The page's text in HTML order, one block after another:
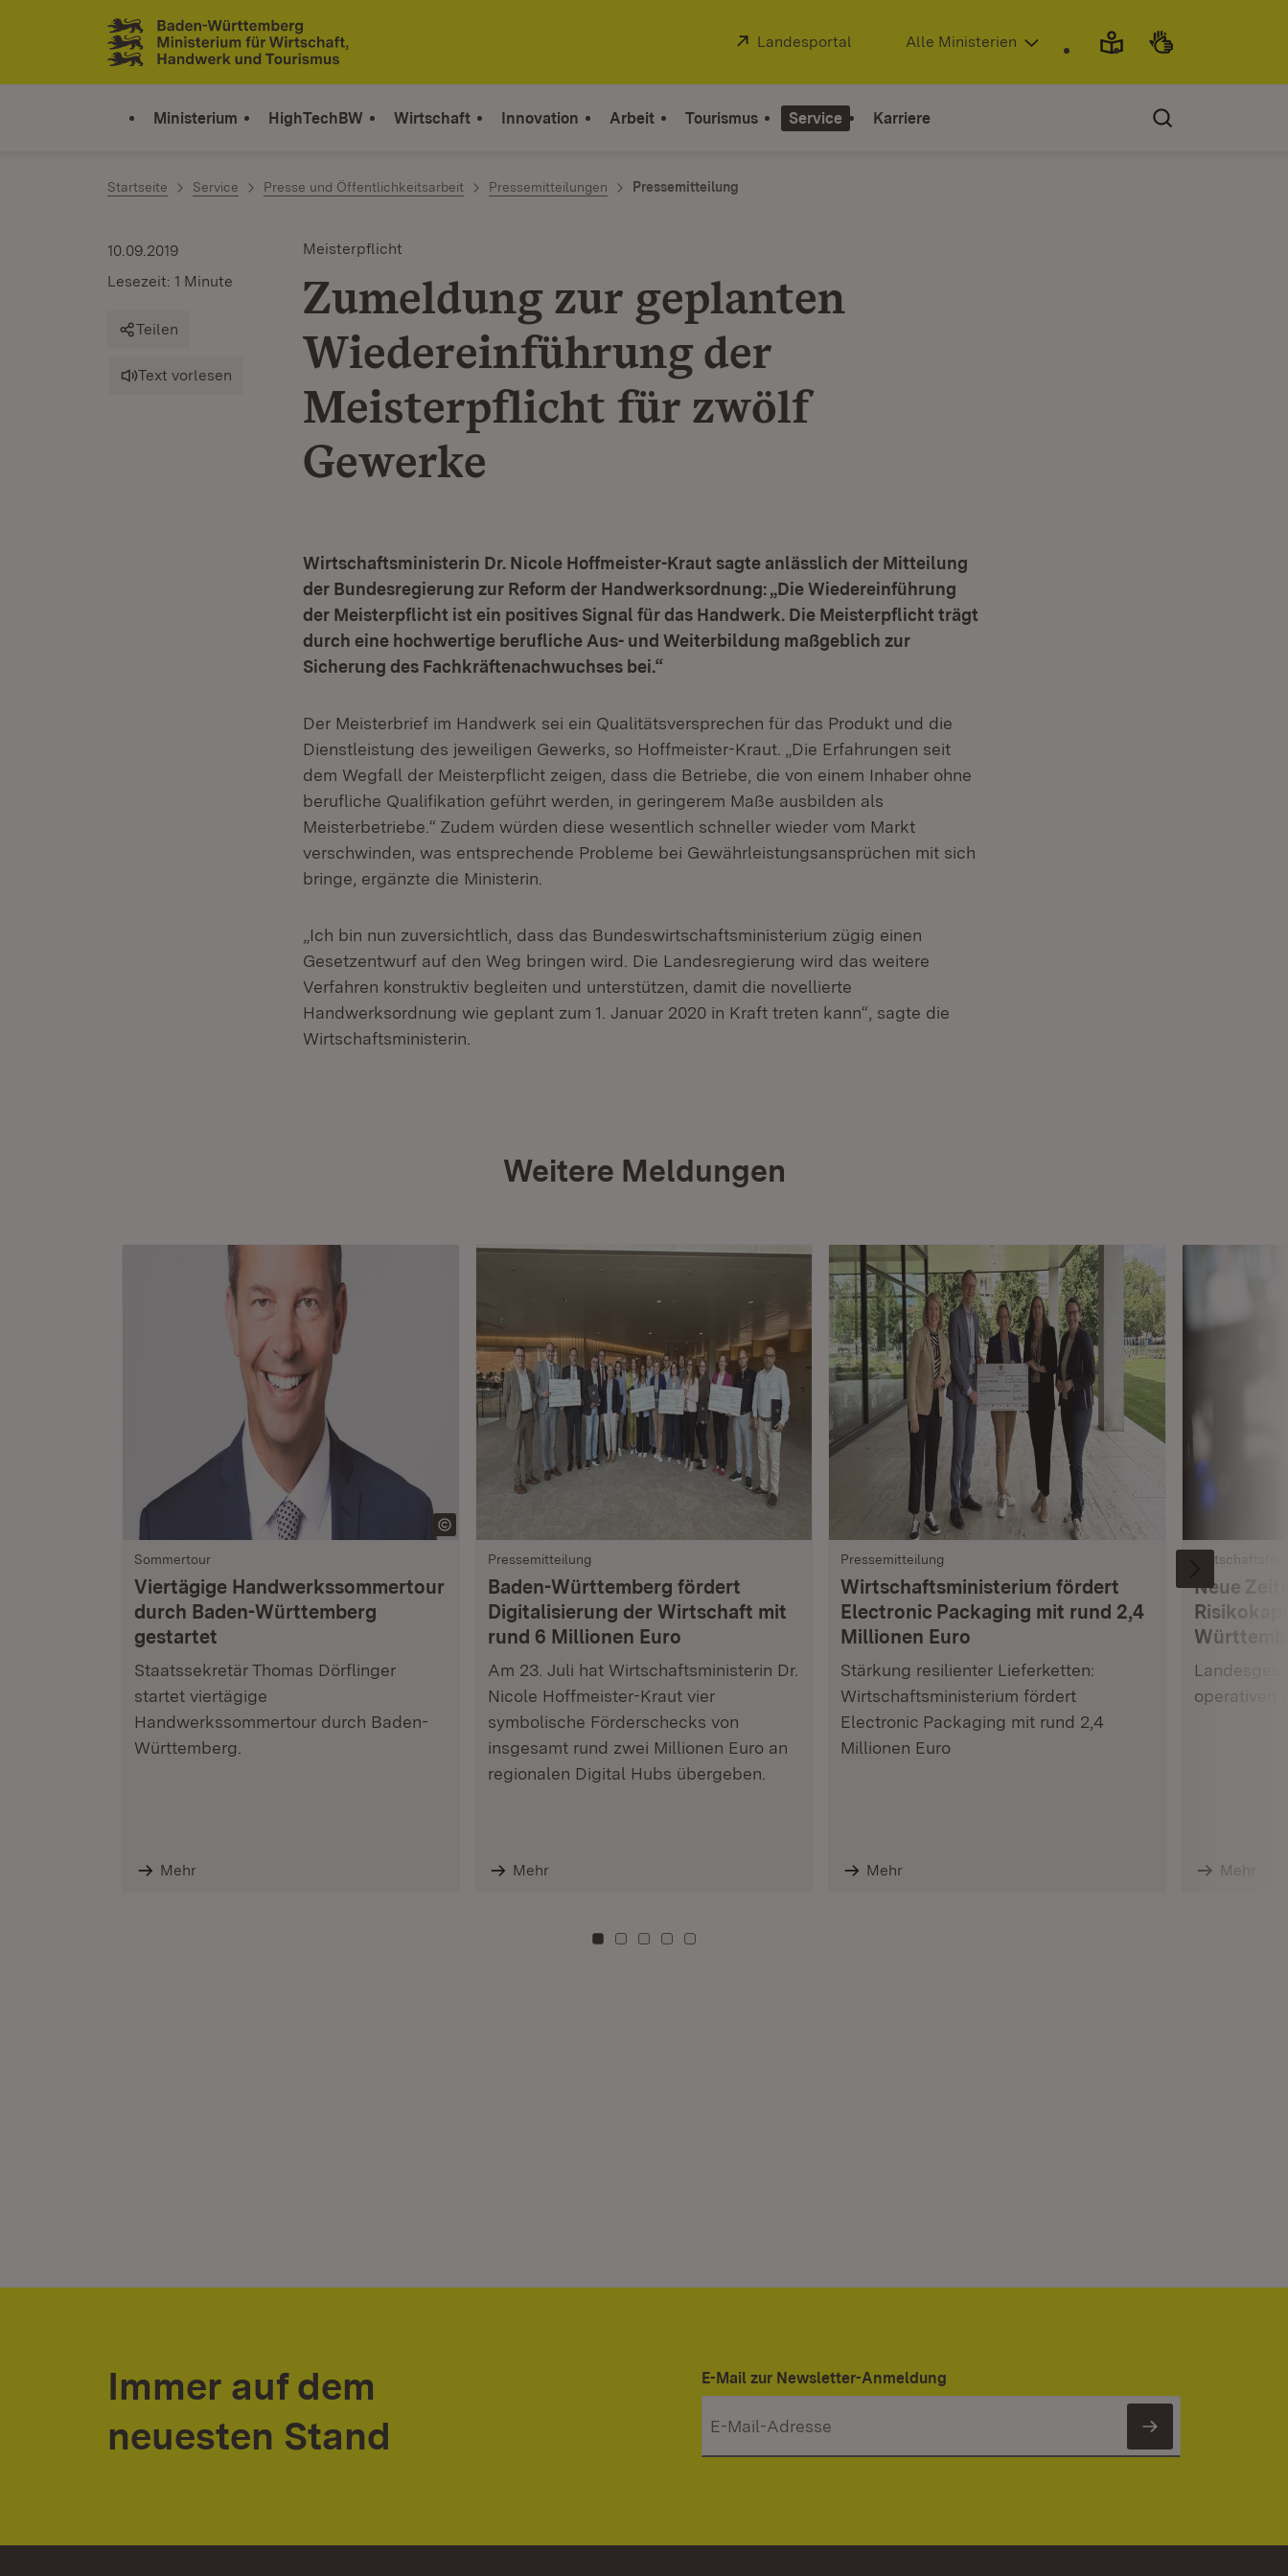
Zum Inhalt springen
Link zur Startseite
Extern:
Landesportal (Öffnet in neuem Fenster)
Alle Ministerien
Ministerium HighTechBW Wirtschaft Innovation Arbeit Tourismus Service Karriere
Startseite Service Presse und Öffentlichkeitsarbeit Pressemitteilungen Pressemitteilung
Meisterpflicht
Zumeldung zur geplanten
Wiedereinführung der
Meisterpflicht für zwölf
Gewerke
10.09.2019
Lesezeit: 1 Minute
Teilen
Text vorlesen
Wirtschaftsministerin Dr. Nicole Hoffmeister-Kraut sagte anlässlich der Mitteilung
der Bundesregierung zur Reform der Handwerksordnung: „Die Wiedereinführung
der Meisterpflicht ist ein positives Signal für das Handwerk. Die Meisterpflicht trägt
durch eine hochwertige berufliche Aus- und Weiterbildung maßgeblich zur
Sicherung des Fachkräftenachwuchses bei.“
Der Meisterbrief im Handwerk sei ein Qualitätsversprechen für das Produkt und die
Dienstleistung des jeweiligen Gewerks, so Hoffmeister-Kraut. „Die Erfahrungen seit
dem Wegfall der Meisterpflicht zeigen, dass die Betriebe, die von einem Inhaber ohne
berufliche Qualifikation geführt werden, in geringerem Maße ausbilden als
Meisterbetriebe.“ Zudem würden diese wesentlich schneller wieder vom Markt
verschwinden, was entsprechende Probleme bei Gewährleistungsansprüchen mit sich
bringe, ergänzte die Ministerin.
„Ich bin nun zuversichtlich, dass das Bundeswirtschaftsministerium zügig einen
Gesetzentwurf auf den Weg bringen wird. Die Landesregierung wird das weitere
Verfahren konstruktiv begleiten und unterstützen, damit die novellierte
Handwerksordnung wie geplant zum 1. Januar 2020 in Kraft treten kann“, sagte die
Wirtschaftsministerin.
Weitere Meldungen
Sommertour
Viertägige Handwerkssommertour
durch Baden-Württemberg
gestartet
Staatssekretär Thomas Dörflinger
startet viertägige
Handwerkssommertour durch Baden-
Württemberg.
Mehr
Pressemitteilung
Baden-Württemberg fördert
Digitalisierung der Wirtschaft mit
rund 6 Millionen Euro
Am 23. Juli hat Wirtschaftsministerin Dr.
Nicole Hoffmeister-Kraut vier
symbolische Förderschecks von
insgesamt rund zwei Millionen Euro an
regionalen Digital Hubs übergeben.
Mehr
Pressemitteilung
Wirtschaftsministerium fördert
Electronic Packaging mit rund 2,4
Millionen Euro
Stärkung resilienter Lieferketten:
Wirtschaftsministerium fördert
Electronic Packaging mit rund 2,4
Millionen Euro
Mehr
Neue
operativen
Mehr
Zu Kachel: 0
Zu Kachel: 3
Zu Kachel: 6
Zu Kachel: 9
Zu Kachel: 12
Immer auf dem
neuesten Stand
E-Mail zur Newsletter-Anmeldung
Newsletter